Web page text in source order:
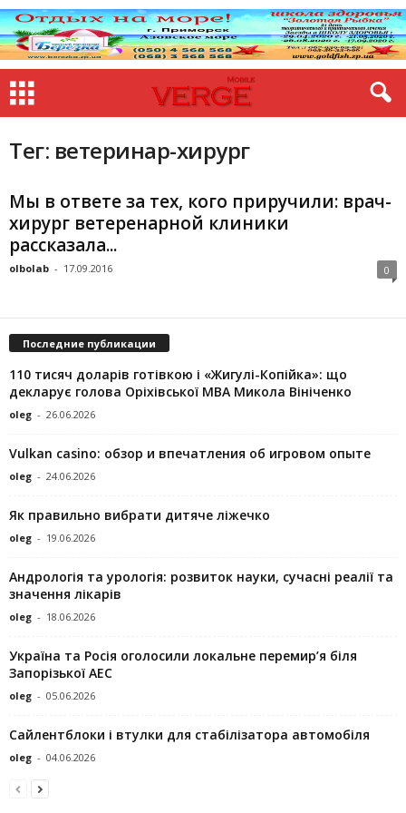
Тег: ветеринар-хирург
Мы в ответе за тех, кого приручили: врач-
хирург ветеренарной клиники
рассказала...
olbolab - 17.09.2016 0
Последние публикации
110 тисяч доларів готівкою і «Жигулі-Копійка»: що
декларує голова Оріхівської МВА Микола Вініченко
oleg - 26.06.2026
Vulkan casino: обзор и впечатления об игровом опыте
oleg - 24.06.2026
Як правильно вибрати дитяче ліжечко
oleg - 19.06.2026
Андрологія та урологія: розвиток науки, сучасні реалії та
значення лікарів
oleg - 18.06.2026
Україна та Росія оголосили локальне перемир’я біля
Запорізької АЕС
oleg - 05.06.2026
Сайлентблоки і втулки для стабілізатора автомобіля
oleg - 04.06.2026